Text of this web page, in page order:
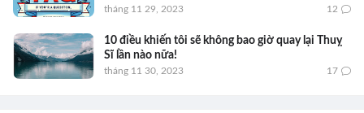
tháng 11 29, 2023 12
10 điều khiến tôi sẽ không bao giờ quay lại Thuỵ
Sĩ lần nào nữa!
tháng 11 30, 2023 17